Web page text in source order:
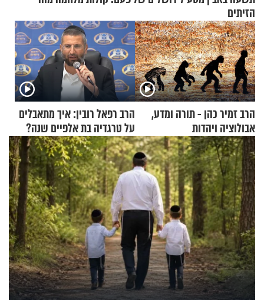
הזיתים
הרב זמיר כהן - תורה ומדע,
אבולוציה ויהדות
הרב רפאל רובין: איך מתאבלים
על טרגדיה בת אלפיים שנה?